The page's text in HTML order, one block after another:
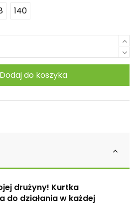
140
Dodaj do koszyka
drużyny! Kurtka
do działania w każdej